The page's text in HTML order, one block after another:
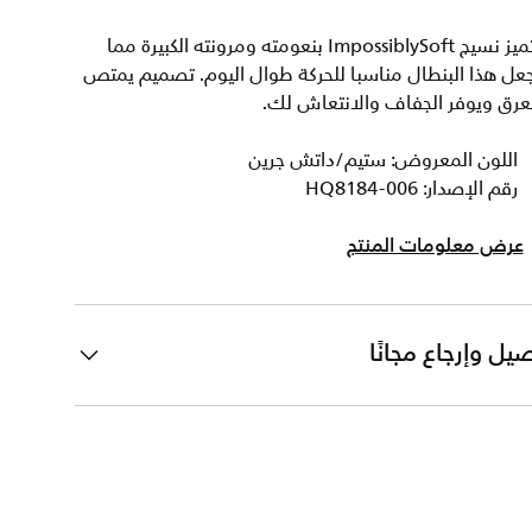
يتميز نسيج ImpossiblySoft بنعومته ومرونته الكبيرة مما
هذا البنطال مناسبا للحركة طوال اليوم. تصميم يمتص
ويوفر الجفاف والانتعاش لك.
اللون المعروض: ستيم/داتش جرين
رقم الإصدار: HQ8184-006
عرض معلومات المنتج
وإرجاع مجانًا